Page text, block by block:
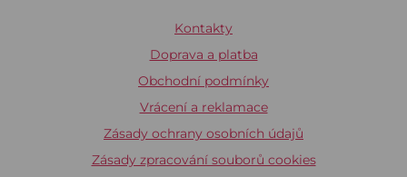
Kontakty
Doprava a platba
Obchodní podmínky
Vrácení a reklamace
Zásady ochrany osobních údajů
Zásady zpracování souborů cookies